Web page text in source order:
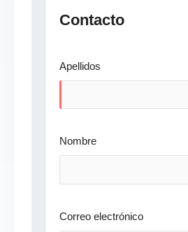
Contacto
Apellidos
Nombre
Correo electrónico